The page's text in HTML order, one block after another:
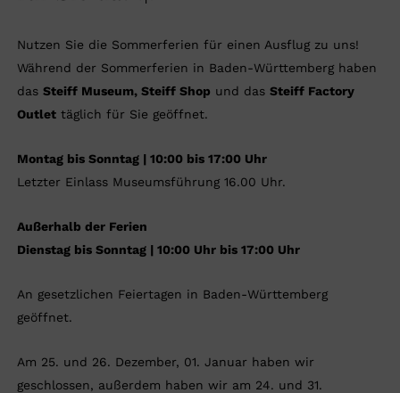
Nutzen Sie die Sommerferien für einen Ausflug zu uns!
Während der Sommerferien in Baden-Württemberg haben
dasSteiff Museum, Steiff Shop und dasSteiff Factory
Outlet täglich für Sie geöffnet.
Montag bis Sonntag | 10:00 bis 17:00 Uhr
Letzter Einlass Museumsführung 16.00 Uhr.
Außerhalb der Ferien
Dienstag bis Sonntag | 10:00 Uhr bis 17:00 Uhr
An gesetzlichen Feiertagen in Baden-Württemberg
geöffnet.
Am 25. und 26. Dezember, 01. Januar haben wir
geschlossen, außerdem haben wir am 24. und 31.